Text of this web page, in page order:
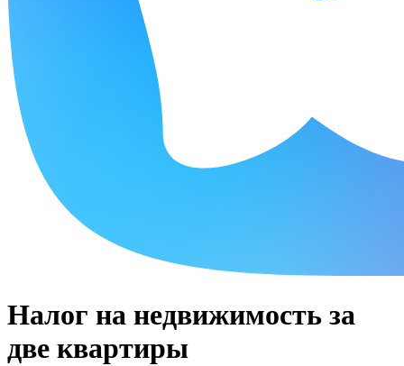
Налог на недвижимость за
две квартиры